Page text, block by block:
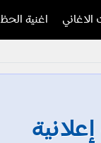
الاغاني اغنية الحظ